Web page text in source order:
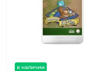
в наличии